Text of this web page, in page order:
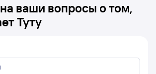
ваши вопросы о том,
Туту